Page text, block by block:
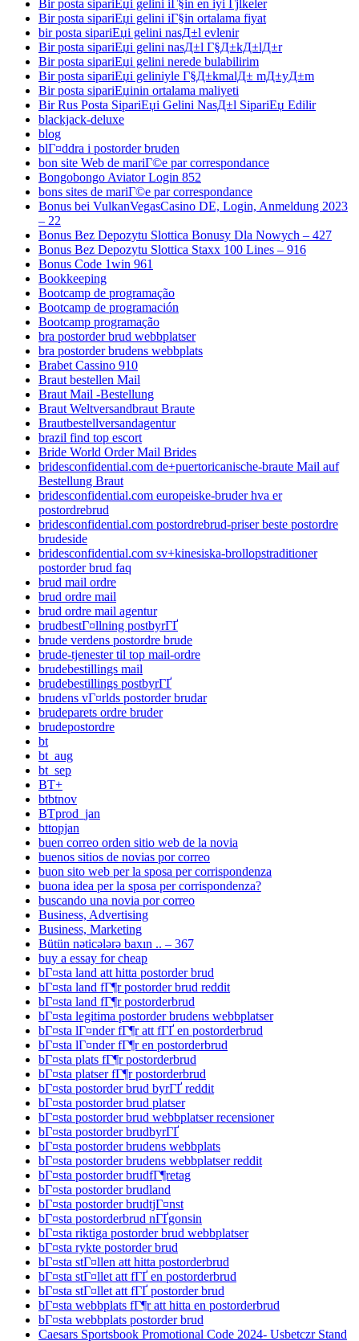
Bir posta sipariЕџi gelini iГ§in en iyi Гјlkeler
Bir posta sipariЕџi gelini iГ§in ortalama fiyat
bir posta sipariЕџi gelini nasД±l evlenir
Bir posta sipariЕџi gelini nasД±l Г§Д±kД±lД±r
Bir posta sipariЕџi gelini nerede bulabilirim
Bir posta sipariЕџi geliniyle Г§Д±kmalД± mД±yД±m
Bir posta sipariЕџinin ortalama maliyeti
Bir Rus Posta SipariЕџi Gelini NasД±l SipariЕџ Edilir
blackjack-deluxe
blog
blГ¤ddra i postorder bruden
bon site Web de mariГ©e par correspondance
Bongobongo Aviator Login 852
bons sites de mariГ©e par correspondance
Bonus bei VulkanVegasCasino DE, Login, Anmeldung 2023
– 22
Bonus Bez Depozytu Slottica Bonusy Dla Nowych – 427
Bonus Bez Depozytu Slottica Staxx 100 Lines – 916
Bonus Code 1win 961
Bookkeeping
Bootcamp de programação
Bootcamp de programación
Bootcamp programação
bra postorder brud webbplatser
bra postorder brudens webbplats
Brabet Cassino 910
Braut bestellen Mail
Braut Mail -Bestellung
Braut Weltversandbraut Braute
Brautbestellversandagentur
brazil find top escort
Bride World Order Mail Brides
bridesconfidential.com de+puertoricanische-braute Mail auf
Bestellung Braut
bridesconfidential.com europeiske-bruder hva er
postordrebrud
bridesconfidential.com postordrebrud-priser beste postordre
brudeside
bridesconfidential.com sv+kinesiska-brollopstraditioner
postorder brud faq
brud mail ordre
brud ordre mail
brud ordre mail agentur
brudbestГ¤llning postbyrГҐ
brude verdens postordre brude
brude-tjenester til top mail-ordre
brudebestillings mail
brudebestillings postbyrГҐ
brudens vГ¤rlds postorder brudar
brudeparets ordre bruder
brudepostordre
bt
bt_aug
bt_sep
BT+
btbtnov
BTprod_jan
bttopjan
buen correo orden sitio web de la novia
buenos sitios de novias por correo
buon sito web per la sposa per corrispondenza
buona idea per la sposa per corrispondenza?
buscando una novia por correo
Business, Advertising
Business, Marketing
Bütün nəticələrə baxın .. – 367
buy a essay for cheap
bГ¤sta land att hitta postorder brud
bГ¤sta land fГ¶r postorder brud reddit
bГ¤sta land fГ¶r postorderbrud
bГ¤sta legitima postorder brudens webbplatser
bГ¤sta lГ¤nder fГ¶r att fГҐ en postorderbrud
bГ¤sta lГ¤nder fГ¶r en postorderbrud
bГ¤sta plats fГ¶r postorderbrud
bГ¤sta platser fГ¶r postorderbrud
bГ¤sta postorder brud byrГҐ reddit
bГ¤sta postorder brud platser
bГ¤sta postorder brud webbplatser recensioner
bГ¤sta postorder brudbyrГҐ
bГ¤sta postorder brudens webbplats
bГ¤sta postorder brudens webbplatser reddit
bГ¤sta postorder brudfГ¶retag
bГ¤sta postorder brudland
bГ¤sta postorder brudtjГ¤nst
bГ¤sta postorderbrud nГҐgonsin
bГ¤sta riktiga postorder brud webbplatser
bГ¤sta rykte postorder brud
bГ¤sta stГ¤llen att hitta postorderbrud
bГ¤sta stГ¤llet att fГҐ en postorderbrud
bГ¤sta stГ¤llet att fГҐ postorder brud
bГ¤sta webbplats fГ¶r att hitta en postorderbrud
bГ¤sta webbplats postorder brud
Caesars Sportsbook Promotional Code 2024- Usbetczr Stand